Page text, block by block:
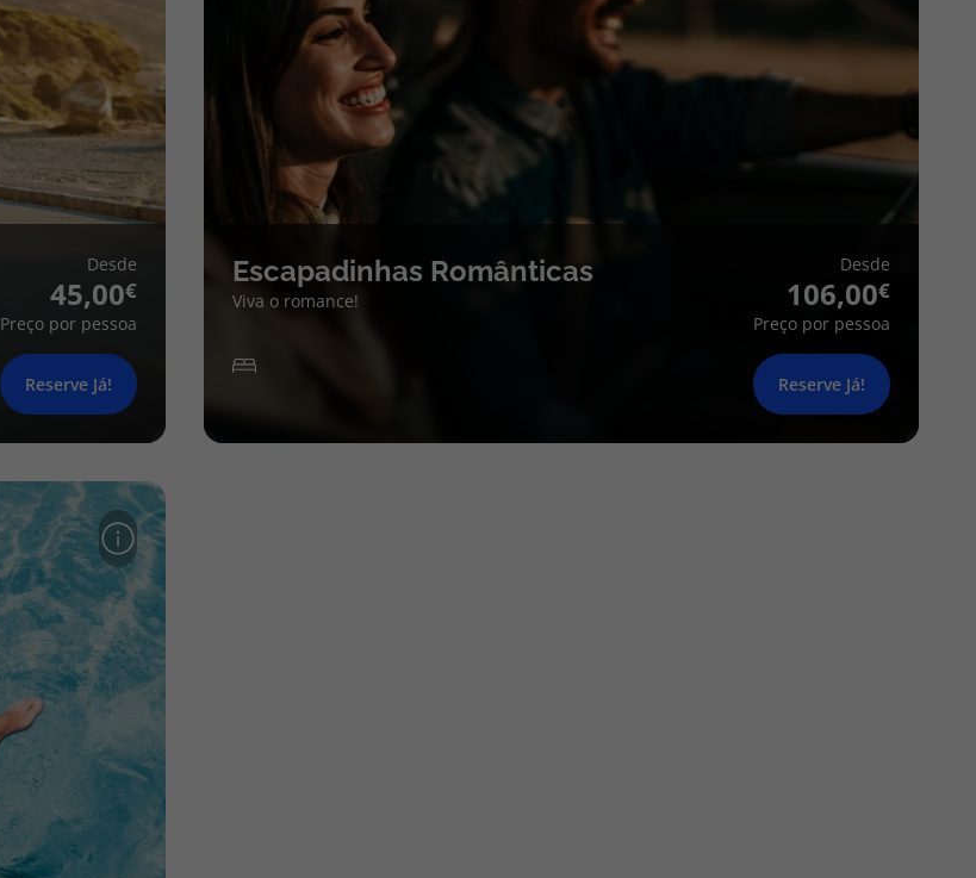
Desde
45,00
Preço por pessoa
Reserve Já!
Escapadinhas Românticas
Viva o romance!
Desde
106,00
Preço por pessoa
Reserve Já!